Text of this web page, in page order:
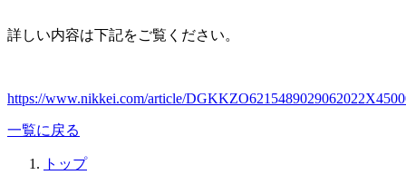
詳しい内容は下記をご覧ください。
https://www.nikkei.com/article/
一覧に戻る
トップ